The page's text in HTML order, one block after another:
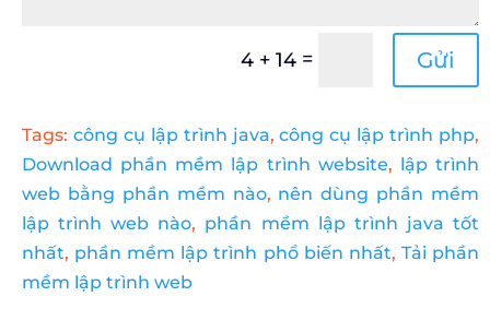
4 + 14 = Gửi
Tags: công cụ lập trình java,công cụ lập trình php,
Download phần mềm lập trình website, lập trình
web bằng phần mềm nào, nên dùng phần mềm
lập trình web nào, phần mềm lập trình java tốt
nhất, phần mềm lập trình phổ biến nhất, Tải phần
mềm lập trình web